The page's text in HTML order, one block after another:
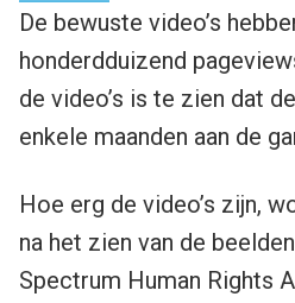
De bewuste video’s
honderdduizend
de video’s is te zien dat
enkele maanden aan de
Hoe erg de video’s zijn,
na het zien van de
Spectrum Human Rights